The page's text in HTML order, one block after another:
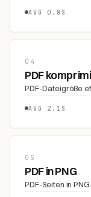
AVG 0.8S
04
PDF
PDF-Dateigröße
AVG 2.1S
05
PDF in PNG
PDF-Seiten in